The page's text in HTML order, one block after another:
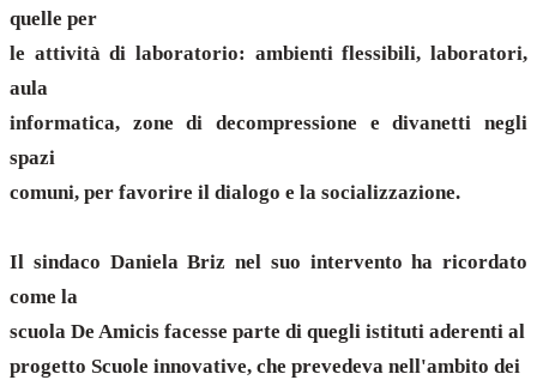
quelle per
le attività di laboratorio: ambienti flessibili, laboratori,
aula
informatica, zone di decompressione e divanetti negli
spazi
comuni, per favorire il dialogo e la socializzazione.
Il sindaco Daniela Briz nel suo intervento ha ricordato
come la
scuola De Amicis facesse parte di quegli istituti aderenti al
progetto Scuole innovative, che prevedeva nell'ambito dei